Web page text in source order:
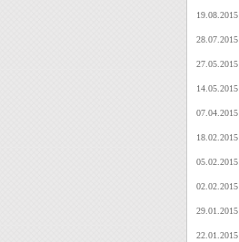
19.08.2015
28.07.2015
27.05.2015
14.05.2015
07.04.2015
18.02.2015
05.02.2015
02.02.2015
29.01.2015
22.01.2015